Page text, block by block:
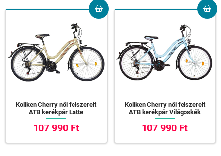
Koliken Cherry női felszerelt
ATB kerékpár Latte
107 990 Ft
Koliken Cherry női felszerelt
ATB kerékpár Világoskék
107 990 Ft